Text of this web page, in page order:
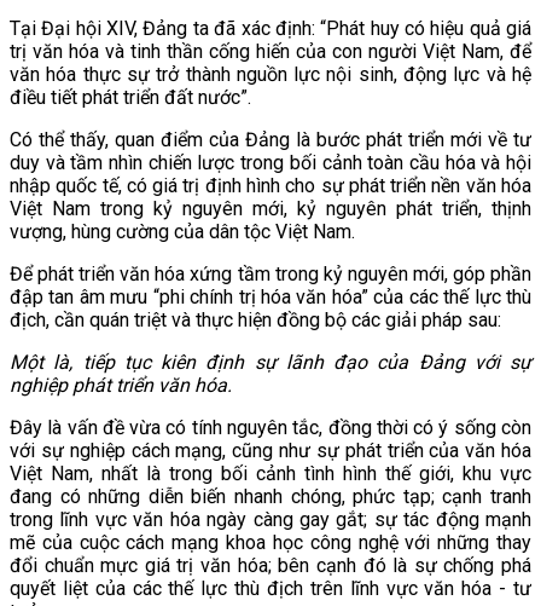
Tại Đại hội XIV, Đảng ta đã xác định: “Phát huy có hiệu quả giá
trị văn hóa và tinh thần cống hiến của con người Việt Nam, để
văn hóa thực sự trở thành nguồn lực nội sinh, động lực và hệ
điều tiết phát triển đất nước”.
Có thể thấy, quan điểm của Đảng là bước phát triển mới về tư
duy và tầm nhìn chiến lược trong bối cảnh toàn cầu hóa và hội
nhập quốc tế, có giá trị định hình cho sự phát triển nền văn hóa
Việt Nam trong kỷ nguyên mới, kỷ nguyên phát triển, thịnh
vượng, hùng cường của dân tộc Việt Nam.
Để phát triển văn hóa xứng tầm trong kỷ nguyên mới, góp phần
đập tan âm mưu “phi chính trị hóa văn hóa” của các thế lực thù
địch, cần quán triệt và thực hiện đồng bộ các giải pháp sau:
Một là, tiếp tục kiên định sự lãnh đạo của Đảng với sự
nghiệp phát triển văn hóa.
Đây là vấn đề vừa có tính nguyên tắc, đồng thời có ý sống còn
với sự nghiệp cách mạng, cũng như sự phát triển của văn hóa
Việt Nam, nhất là trong bối cảnh tình hình thế giới, khu vực
đang có những diễn biến nhanh chóng, phức tạp; cạnh tranh
trong lĩnh vực văn hóa ngày càng gay gắt; sự tác động mạnh
mẽ của cuộc cách mạng khoa học công nghệ với những thay
đổi chuẩn mực giá trị văn hóa; bên cạnh đó là sự chống phá
quyết liệt của các thế lực thù địch trên lĩnh vực văn hóa - tư